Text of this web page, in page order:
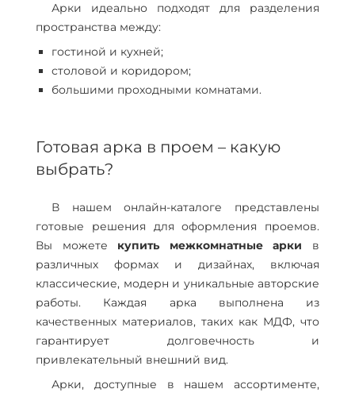
Арки идеально подходят для разделения
пространства между:
гостиной и кухней;
столовой и коридором;
большими проходными комнатами.
Готовая арка в проем – какую
выбрать?
В нашем онлайн-каталоге представлены
готовые решения для оформления проемов.
Вы можете купить межкомнатные арки в
различных формах и дизайнах, включая
классические, модерн и уникальные авторские
работы. Каждая арка выполнена из
качественных материалов, таких как МДФ, что
гарантирует долговечность и
привлекательный внешний вид.
Арки, доступные в нашем ассортименте,